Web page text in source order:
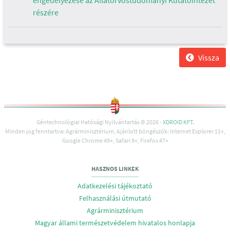
részére
Vissza
Géntechnológiai Hatósági Nyilvántartás © 2026 - XDROID KFT.
Minden jog fenntartva: Agrárminisztérium, Ajánlott böngészők: Internet Explorer 11+,
Google Chrome 49+, Safari 9+, Firefox 47+
HASZNOS LINKEK
Adatkezelési tájékoztató
Felhasználási útmutató
Agrárminisztérium
Magyar állami természetvédelem hivatalos honlapja